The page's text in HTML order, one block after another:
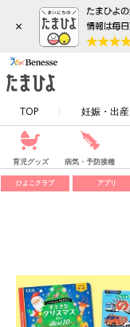
×
TOP 妊娠・出産
育児グッズ 病気・予防接種
ひよこクラブ アプリ